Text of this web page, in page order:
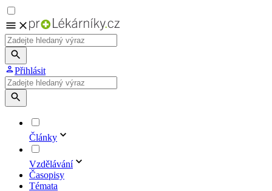
Přihlásit
Články
Vzdělávání
Časopisy
Témata